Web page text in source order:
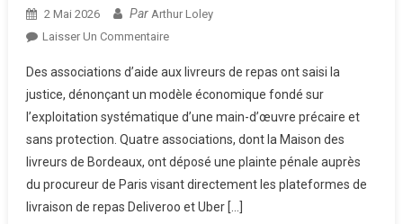
2 Mai 2026 Par Arthur Loley
Laisser Un CommentaireSur
Modèle
Uber
Au
Banc
Des
Accusés
Des associations d’aide aux livreurs de repas ont saisi la
justice, dénonçant un modèle économique fondé sur
l’exploitation systématique d’une main-d’œuvre précaire et
sans protection. Quatre associations, dont la Maison des
livreurs de Bordeaux, ont déposé une plainte pénale auprès
du procureur de Paris visant directement les plateformes de
livraison de repas Deliveroo et Uber […]